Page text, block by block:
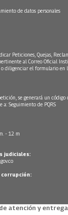
de datos personales
Peticiones, Quejas,
al Correo Oficial
o diligenciar el formulario en
se generará un
a: Seguimiento de PQRS
- 12 m
judiciales:
corrupción:
atención y